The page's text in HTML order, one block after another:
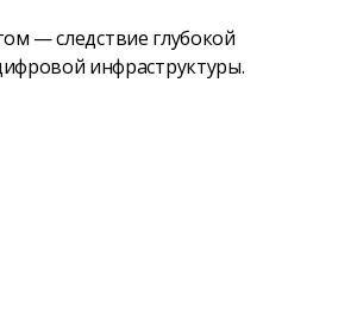
— следствие глубокой
инфраструктуры.